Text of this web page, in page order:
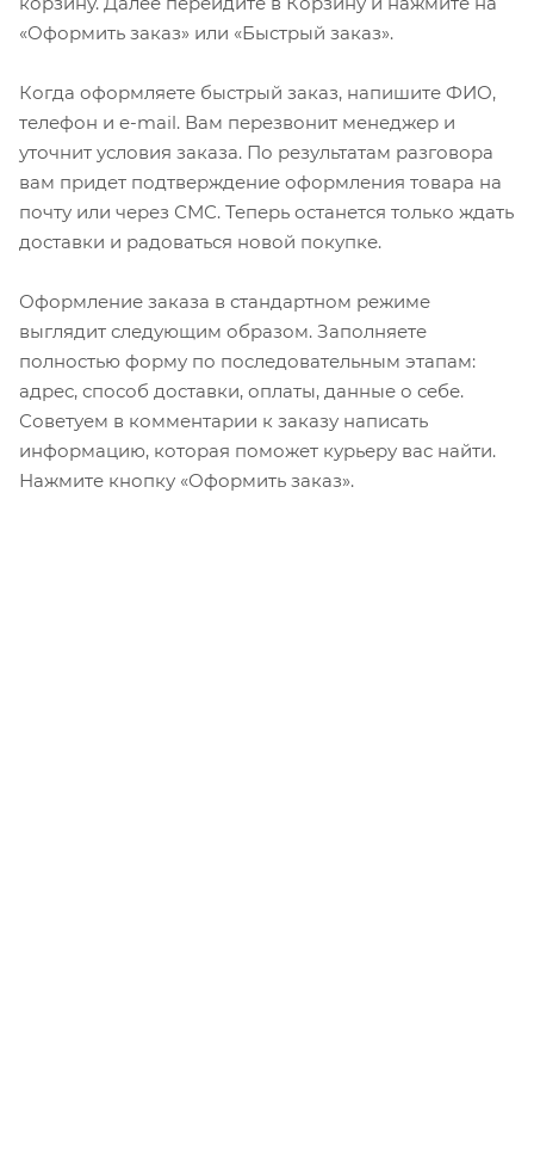
«Оформить заказ» или «Быстрый заказ».
Когда оформляете быстрый заказ, напишите ФИО,
телефон и e-mail. Вам перезвонит менеджер и
уточнит условия заказа. По результатам разговора
вам придет подтверждение оформления товара на
почту или через СМС. Теперь останется только ждать
доставки и радоваться новой покупке.
Оформление заказа в стандартном режиме
выглядит следующим образом. Заполняете
полностью форму по последовательным этапам:
адрес, способ доставки, оплаты, данные о себе.
Советуем в комментарии к заказу написать
информацию, которая поможет курьеру вас найти.
Нажмите кнопку «Оформить заказ».